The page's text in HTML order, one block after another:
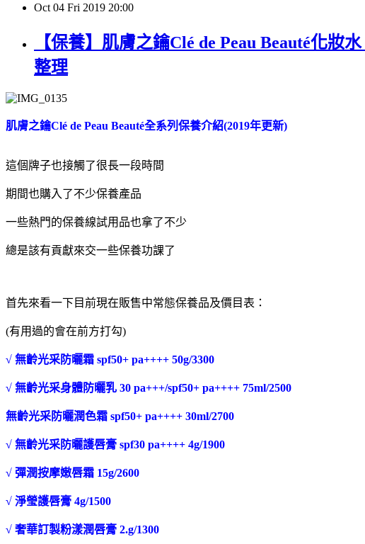
Oct 04 Fri 2019 20:00
【保養】肌膚之鑰Clé de Peau Beauté化
整理
肌膚之鑰Clé de Peau Beauté全系列保養介紹(2019年更新)
這個牌子也接觸了很長一段時間
期間也購入了不少保養產品
一些熱門的保養線試用品也拿了不少
總是該有貢獻來交一些保養功課了
首先來看一下目前現在販售中常態保養品及價目表：
(有用過的會在前方打勾)
√ 無齡光采防曬霜 spf50+ pa++++ 50g/3300
√ 無齡光采身體防曬乳 30 pa+++/spf50+ pa++++ 75ml/2500
無齡光采防曬潤色霜 spf50+ pa++++ 30ml/2700
√ 無齡光采防曬護唇膏 spf30 pa++++ 4g/1900
√ 彈潤按摩嫩唇霜 15g/2600
√ 淨瑩護唇膏 4g/1500
√ 奢華訂製粉漾潤唇膏 2.g/1300